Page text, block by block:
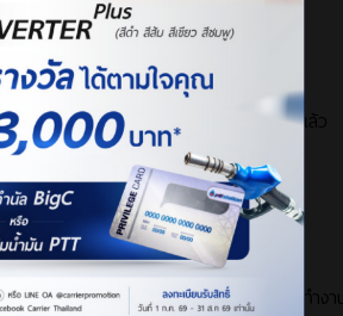
สามารถกระจ่ายลมเย็นได้ทั่วทั้งห้อง
ดความชื้น เนื่องจากอากาศจะมีความแห้งอยู่แล้ว
างน้อยสัก 30 นาที เพราะถึงแม้เราจะปิดการทำงาน